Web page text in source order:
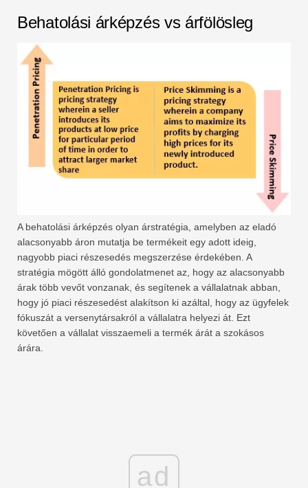
Behatolási árképzés vs árfölösleg
A behatolási árképzés olyan árstratégia, amelyben az eladó
alacsonyabb áron mutatja be termékeit egy adott ideig,
nagyobb piaci részesedés megszerzése érdekében. A
stratégia mögött álló gondolatmenet az, hogy az alacsonyabb
árak több vevőt vonzanak, és segítenek a vállalatnak abban,
hogy jó piaci részesedést alakítson ki azáltal, hogy az ügyfelek
fókuszát a versenytársakról a vállalatra helyezi át. Ezt
követően a vállalat visszaemeli a termék árát a szokásos
árára.
ad